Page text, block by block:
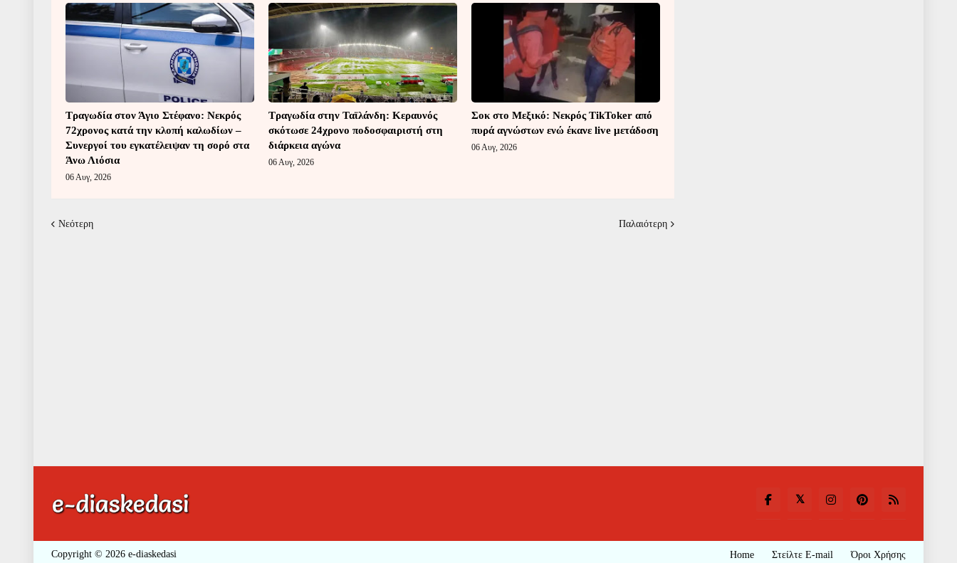
Τραγωδία στον Άγιο Στέφανο: Νεκρός
72χρονος κατά την κλοπή καλωδίων –
Συνεργοί του εγκατέλειψαν τη σορό στα
Άνω Λιόσια
06 Αυγ, 2026
Τραγωδία στην Ταϊλάνδη: Κεραυνός
σκότωσε 24χρονο ποδοσφαιριστή στη
διάρκεια αγώνα
06 Αυγ, 2026
Σοκ στο Μεξικό: Νεκρός TikToker από
πυρά αγνώστων ενώ έκανε live μετάδοση
06 Αυγ, 2026
Νεότερη Παλαιότερη
Copyright © 2026 e-diaskedasi Home Στείλτε E-mail Όροι Χρήσης